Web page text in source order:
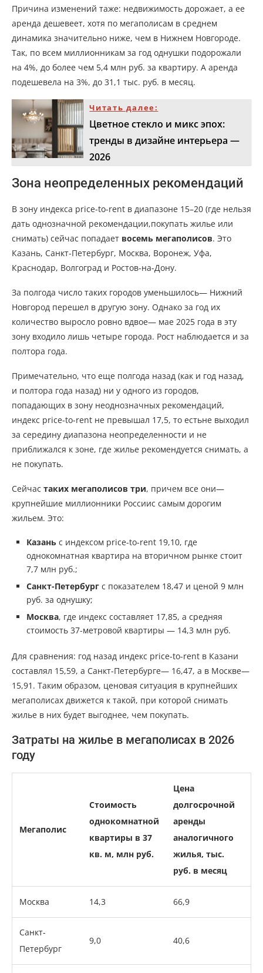
Причина изменений таже: недвижимость дорожает, а ее
аренда дешевеет, хотя по мегаполисам в среднем
динамика значительно ниже, чем в Нижнем Новгороде.
Так, по всем миллионникам за год однушки подорожали
на 4%, до более чем 5,4 млн руб. за квартиру. А аренда
подешевела на 3%, до 31,1 тыс. руб. в месяц.
Читать далее:
Цветное стекло и микс эпох:
тренды в дизайне интерьера —
2026
Зона неопределенных рекомендаций
В зону индекса price-to-rent в диапазоне 15–20 (где нельзя
дать однозначной рекомендации,покупать жилье или
снимать) сейчас попадает восемь мегаполисов. Это
Казань, Санкт-Петербург, Москва, Воронеж, Уфа,
Краснодар, Волгоград и Ростов-на-Дону.
За полгода число таких городов уменьшилось— Нижний
Новгород перешел в другую зону. Однако за год их
количество выросло ровно вдвое— мае 2025 года в эту
зону входило лишь четыре города. Рост наблюдается и за
полтора года.
Примечательно, что еще полгода назад (как и год назад,
и полтора года назад) ни у одного из городов,
попадающих в зону неоднозначных рекомендаций,
индекс price-to-rent не превышал 17,5, то естьне выходил
за середину диапазона неопределенности и не
приближался к зоне, где жилье рекомендуется снимать, а
не покупать.
Сейчас таких мегаполисов три, причем все они—
крупнейшие миллионники Россиис самым дорогим
жильем. Это:
Казань с индексом price-to-rent 19,10, где
однокомнатная квартира на вторичном рынке стоит
7,7 млн руб.;
Санкт-Петербург с показателем 18,47 и ценой 9 млн
руб. за однушку;
Москва, где индекс составляет 17,85, а средняя
стоимость 37-метровой квартиры — 14,3 млн руб.
Для сравнения: год назад индекс price-to-rent в Казани
составлял 15,59, а Санкт-Петербурге— 16,47, а в Москве—
15,91. Таким образом, ценовая ситуация в крупнейших
мегаполисах движется к такой, при которой снимать
жилье в них будет выгоднее, чем покупать.
Затраты на жилье в мегаполисах в 2026
году
Мегаполис
Стоимость
однокомнатной
квартиры в 37
кв. м, млн руб.
Цена
долгосрочной
аренды
аналогичного
жилья, тыс.
руб. в месяц
Москва 14,3 66,9
Санкт-
Петербург
9,0 40,6